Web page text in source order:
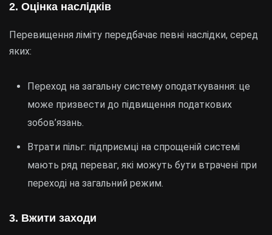
2. Оцінка наслідків
Перевищення ліміту передбачає певні наслідки, серед
яких:
Переход на загальну систему оподаткування: це
може призвести до підвищення податкових
зобов’язань.
Втрати пільг: підприємці на спрощеній системі
мають ряд переваг, які можуть бути втрачені при
переході на загальний режим.
3. Вжити заходи